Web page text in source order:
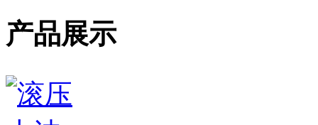
产品展示